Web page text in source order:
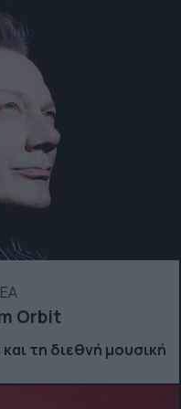
Orbit
τη διεθνή μουσική